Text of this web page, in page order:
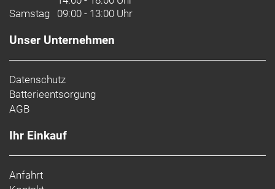
Samstag 09:00 - 13:00 Uhr
Unser Unternehmen
Datenschutz
Batterieentsorgung
AGB
Ihr Einkauf
Anfahrt